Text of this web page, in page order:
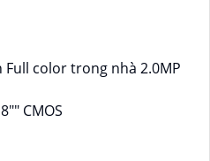
Full color trong nhà 2.0MP
CMOS